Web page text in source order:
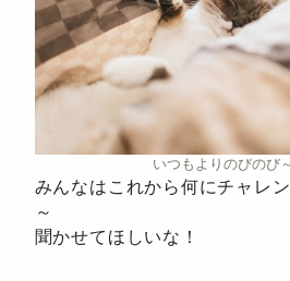
いつもよりのびのび
みんなはこれから何にチャレ
～
聞かせてほしいな！